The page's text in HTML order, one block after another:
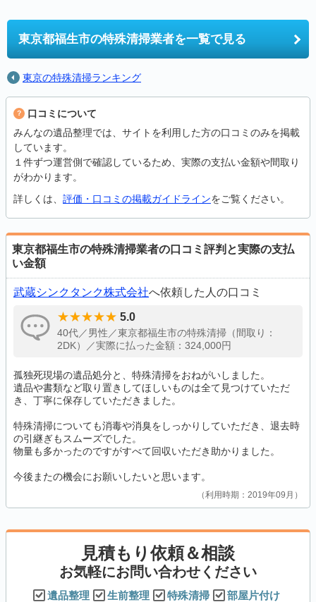
東京都福生市の特殊清掃業者を一覧で見る
東京の特殊清掃ランキング
口コミについて
みんなの遺品整理では、サイトを利用した方の口コミのみを掲載
しています。
１件ずつ運営側で確認しているため、実際の支払い金額や間取り
がわかります。
詳しくは、 評価・口コミの掲載ガイドラインをご覧ください。
東京都福生市の特殊清掃業者の口コミ評判と実際の支払
い金額
武蔵シンクタンク株式会社へ依頼した人の口コミ
5.0
40代／男性／東京都福生市の特殊清掃（間取り：
2DK）／実際に払った金額：324,000円
孤独死現場の遺品処分と、特殊清掃をおねがいしました。
遺品や書類など取り置きしてほしいものは全て見つけていただ
き、丁寧に保存していただきました。
特殊清掃についても消毒や消臭をしっかりしていただき、退去時
の引継ぎもスムーズでした。
物量も多かったのですがすべて回収いただき助かりました。
今後またの機会にお願いしたいと思います。
利用時期：2019年09月
見積もり依頼＆相談
お気軽にお問い合わせください
遺品整理 生前整理 特殊清掃
部屋片付け